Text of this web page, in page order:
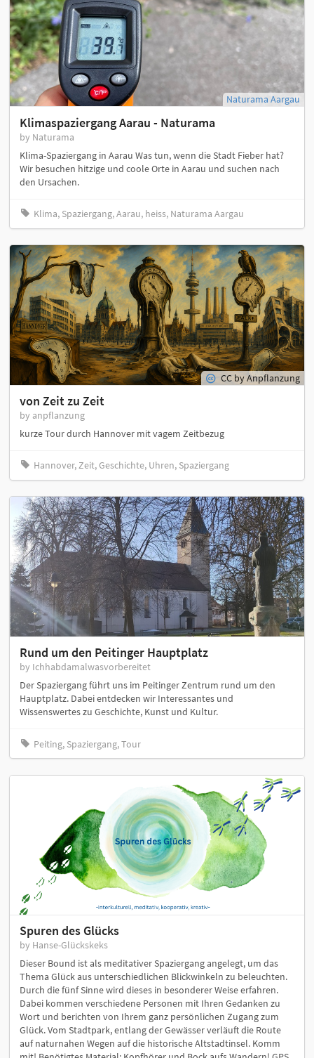
Naturama Aargau
Klimaspaziergang Aarau - Naturama
by Naturama
Klima-Spaziergang in Aarau Was tun, wenn die Stadt Fieber hat?
Wir besuchen hitzige und coole Orte in Aarau und suchen nach
den Ursachen.
Klima, Spaziergang, Aarau, heiss, Naturama Aargau
CC by Anpflanzung
von Zeit zu Zeit
by anpflanzung
kurze Tour durch Hannover mit vagem Zeitbezug
Hannover, Zeit, Geschichte, Uhren, Spaziergang
Rund um den Peitinger Hauptplatz
by Ichhabdamalwasvorbereitet
Der Spaziergang führt uns im Peitinger Zentrum rund um den
Hauptplatz. Dabei entdecken wir Interessantes und
Wissenswertes zu Geschichte, Kunst und Kultur.
Peiting, Spaziergang, Tour
Spuren des Glücks
by Hanse-Glückskeks
Dieser Bound ist als meditativer Spaziergang angelegt, um das
Thema Glück aus unterschiedlichen Blickwinkeln zu beleuchten.
Durch die fünf Sinne wird dieses in besonderer Weise erfahren.
Dabei kommen verschiedene Personen mit Ihren Gedanken zu
Wort und berichten von Ihrem ganz persönlichen Zugang zum
Glück. Vom Stadtpark, entlang der Gewässer verläuft die Route
auf naturnahen Wegen auf die historische Altstadtinsel. Komm